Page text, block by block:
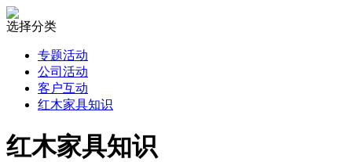
选择分类
专题活动
公司活动
客户互动
红木家具知识
红木家具知识